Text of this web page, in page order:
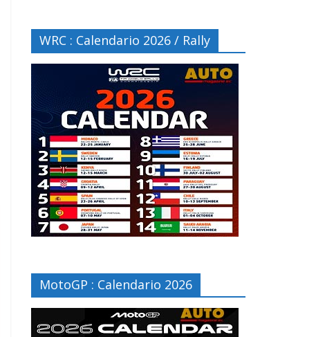
WRC : Calendario 2026 / Rally
MotoGP : Calendario 2026